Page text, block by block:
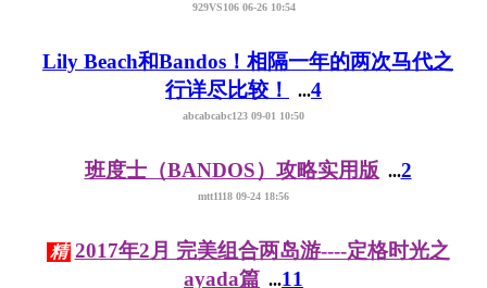
929VS106 06-26 10:54
Lily Beach和Bandos！相隔一年的两次马代之
行详尽比较！
...4
abcabcabc123 09-01 10:50
班度士（BANDOS）攻略实用版 ...2
mtt1118 09-24 18:56
精 2017年2月 完美组合两岛游----定格时光之
ayada篇 ...11